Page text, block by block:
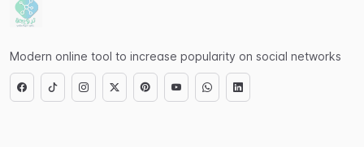
Modern online tool to increase popularity on social networks